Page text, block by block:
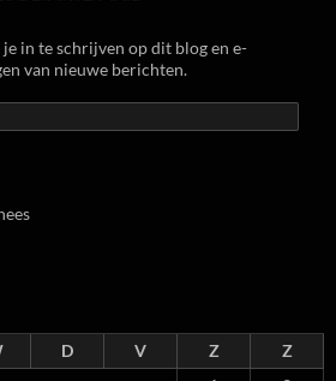
in te schrijven op dit blog en e-
van nieuwe berichten.
D V Z
Z